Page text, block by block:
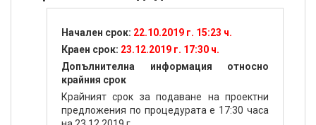
Начален срок: 22.10.2019 г. 15:23 ч.
Краен срок: 23.12.2019 г. 17:30 ч.
Допълнителна информация относно
крайния срок
Крайният срок за подаване на проектни
предложения по процедурата е 17:30 часа